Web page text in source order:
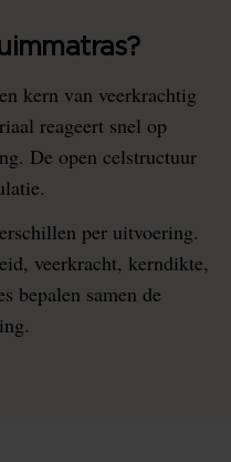
kern van veerkrachtig
reageert snel op
De open celstructuur
per uitvoering.
veerkracht, kerndikte,
bepalen samen de